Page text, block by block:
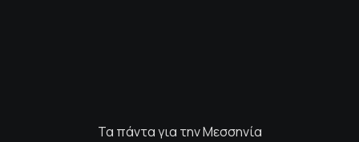
Τα πάντα για την Μεσσηνία